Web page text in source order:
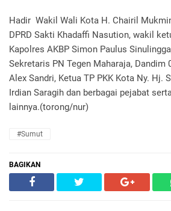
Hadir Wakil Wali Kota H. Chairil
DPRD Sakti Khadaffi Nasution, wakil
Kapolres AKBP Simon Paulus
Sekretaris PN Tegen Maharaja, Dandim
Alex Sandri, Ketua TP PKK Kota Ny. Hj.
Irdian Saragih dan berbagai pejabat
lainnya.(torong/nur)
#Sumut
BAGIKAN